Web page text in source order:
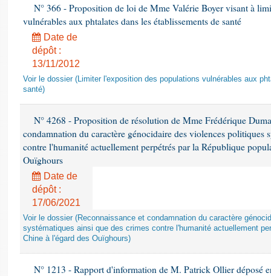
N° 366 - Proposition de loi de Mme Valérie Boyer visant à
vulnérables aux phtalates dans les établissements de santé
Date de
dépôt :
13/11/2012
Voir le dossier (Limiter l'exposition des populations vulnérables aux
santé)
N° 4268 - Proposition de résolution de Mme Frédérique
condamnation du caractère génocidaire des violences politiques
contre l'humanité actuellement perpétrés par la République
Ouïghours
Date de
dépôt :
17/06/2021
Voir le dossier (Reconnaissance et condamnation du caractère
systématiques ainsi que des crimes contre l'humanité actuellement
Chine à l'égard des Ouïghours)
N° 1213 - Rapport d'information de M. Patrick Ollier déposé